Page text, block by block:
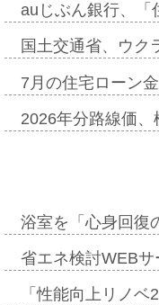
auじぶん銀行、
国土交通省、ウ
7月の住宅ローン
2026年分路線価
浴室を「心身回復
省エネ検討WEB
「性能向上リノ